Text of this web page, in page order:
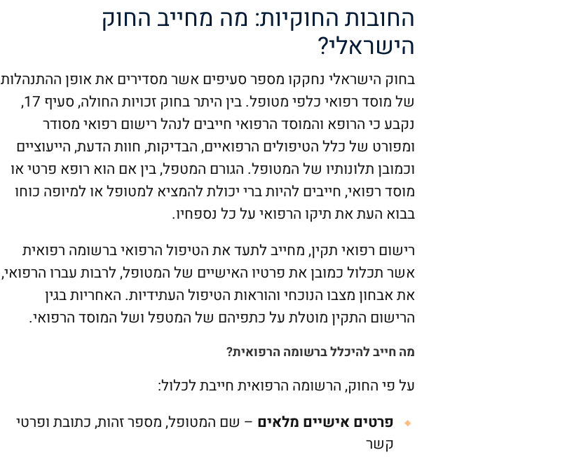
החובות החוקיות: מה מחייב החוק
הישראלי?
בחוק הישראלי נחקקו מספר סעיפים אשר מסדירים את אופן ההתנהלות
של מוסד רפואי כלפי מטופל. בין היתר בחוק זכויות החולה, סעיף 17,
נקבע כי הרופא והמוסד הרפואי חייבים לנהל רישום רפואי מסודר
ומפורט של כלל הטיפולים הרפואיים, הבדיקות, חוות הדעת, הייעוציים
וכמובן תלונותיו של המטופל. הגורם המטפל, בין אם הוא רופא פרטי או
מוסד רפואי, חייבים להיות ברי יכולת להמציא למטופל או למיופה כוחו
בבוא העת את תיקו הרפואי על כל נספחיו.
רישום רפואי תקין, מחייב לתעד את הטיפול הרפואי ברשומה רפואית
אשר תכלול כמובן את פרטיו האישיים של המטופל, לרבות עברו הרפואי,
את אבחון מצבו הנוכחי והוראות הטיפול העתידיות. האחריות בגין
הרישום התקין מוטלת על כתפיהם של המטפל ושל המוסד הרפואי.
מה חייב להיכלל ברשומה הרפואית?
על פי החוק, הרשומה הרפואית חייבת לכלול:
פרטים אישיים מלאים – שם המטופל, מספר זהות, כתובת ופרטי
קשר